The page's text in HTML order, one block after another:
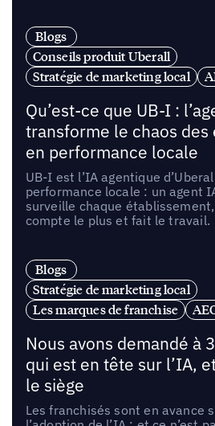
Blogs
Conseils produit Uberall
Stratégie de marketing local
Qu’est-ce que UB-I :
transforme le chaos des
en performance locale
UB-I est l’IA agentique
performance locale : un agent
surveille chaque
compte le plus et fait le travail.
Blogs
Stratégie de marketing local
Les marques de franchise
Nous avons demandé à
qui est en tête sur l’IA,
le siège
Les franchisés sont en avance